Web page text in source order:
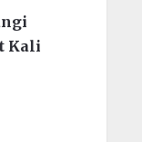
Kali